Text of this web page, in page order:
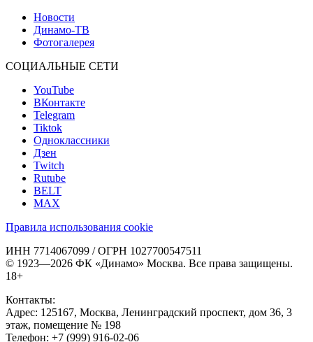
Новости
Динамо-ТВ
Фотогалерея
СОЦИАЛЬНЫЕ СЕТИ
YouTube
ВКонтакте
Telegram
Tiktok
Одноклассники
Дзен
Twitch
Rutube
BELT
MAX
Правила использования cookie
ИНН 7714067099 / ОГРН 1027700547511
© 1923—2026 ФК «Динамо» Москва. Все права защищены.
18+
Контакты:
Адрес: 125167, Москва, Ленинградский проспект, дом 36, 3
этаж, помещение № 198
Телефон: +7 (999) 916-02-06